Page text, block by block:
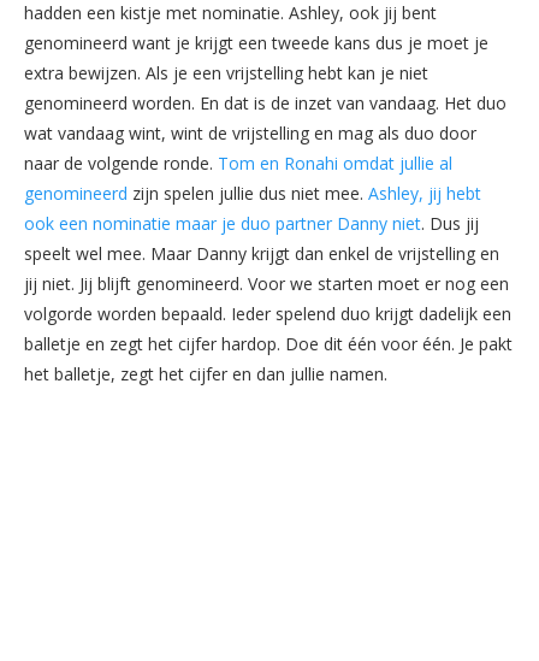
hadden een kistje met nominatie. Ashley, ook jij bent
genomineerd want je krijgt een tweede kans dus je moet je
extra bewijzen. Als je een vrijstelling hebt kan je niet
genomineerd worden. En dat is de inzet van vandaag. Het duo
wat vandaag wint, wint de vrijstelling en mag als duo door
naar de volgende ronde. Tom en Ronahi omdat jullie al
genomineerd zijn spelen jullie dus niet mee. Ashley, jij hebt
ook een nominatie maar je duo partner Danny niet. Dus jij
speelt wel mee. Maar Danny krijgt dan enkel de vrijstelling en
jij niet. Jij blijft genomineerd. Voor we starten moet er nog een
volgorde worden bepaald. Ieder spelend duo krijgt dadelijk een
balletje en zegt het cijfer hardop. Doe dit één voor één. Je pakt
het balletje, zegt het cijfer en dan jullie namen.